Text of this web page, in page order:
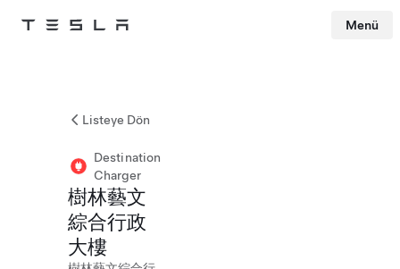
Tesla Menü
Listeye Dön
Destination
Charger
樹林藝文
綜合行政
大樓